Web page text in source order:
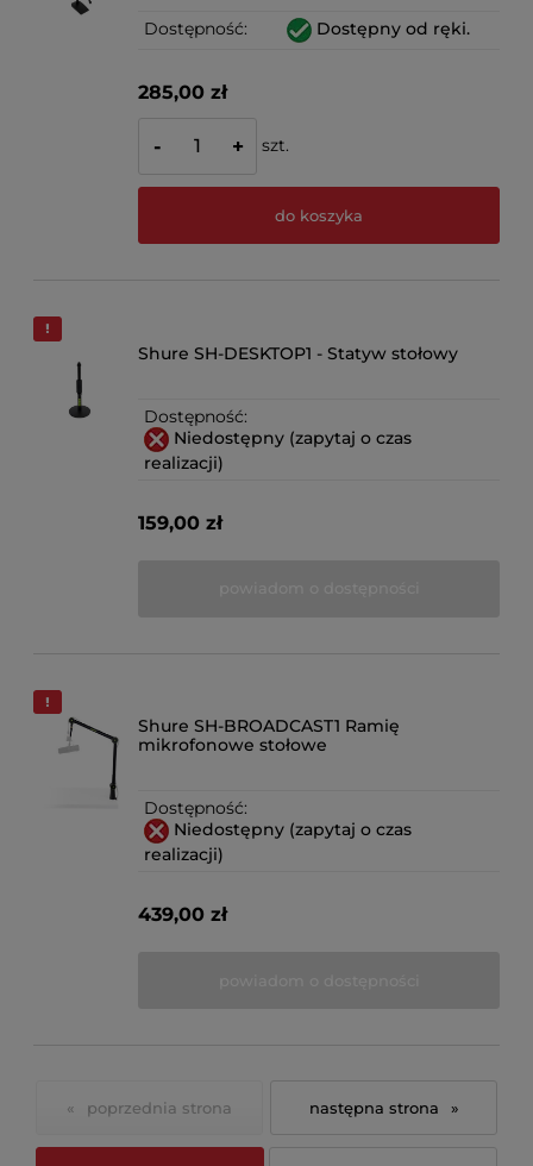
Dostępność: Dostępny od ręki.
285,00 zł
- + szt.
do koszyka
Shure SH-DESKTOP1 - Statyw stołowy
Dostępność:
Niedostępny (zapytaj o czas
realizacji)
159,00 zł
Shure SH-BROADCAST1 Ramię
mikrofonowe stołowe
Dostępność:
Niedostępny (zapytaj o czas
realizacji)
439,00 zł
« »